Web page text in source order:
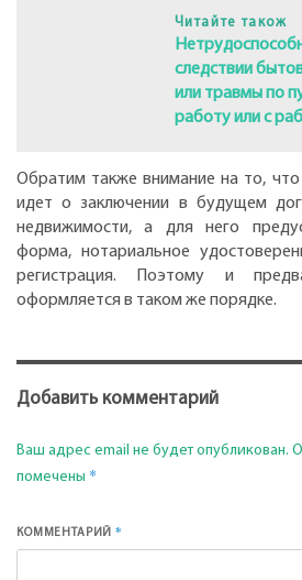
Читайте також
следствии
или травмы по
работу или с
Обратим также внимание на то,
идет о заключении в будущем
недвижимости, а для него
форма, нотариальное
регистрация. Поэтому и
оформляется в таком же порядке.
Добавить комментарий
Ваш адрес email не будет опубликован.
помечены *
КОММЕНТАРИЙ*